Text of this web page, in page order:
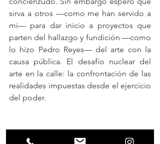
sirva a otros —como me han servido a
mi— para dar inicio a proyectos que
parten del hallazgo y fundición —como
lo hizo Pedro Reyes— del arte con la
causa pública. El desafío nuclear del
arte en la calle: la confrontación de las
realidades impuestas desde el ejercicio
del poder.